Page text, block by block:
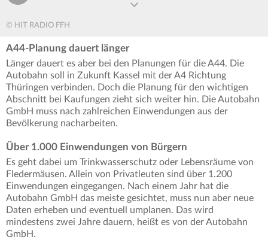
© HIT RADIO FFH
A44-Planung dauert länger
Länger dauert es aber bei den Planungen für die A44. Die
Autobahn soll in Zukunft Kassel mit der A4 Richtung
Thüringen verbinden. Doch die Planung für den wichtigen
Abschnitt bei Kaufungen zieht sich weiter hin. Die Autobahn
GmbH muss nach zahlreichen Einwendungen aus der
Bevölkerung nacharbeiten.
Über 1.000 Einwendungen von Bürgern
Es geht dabei um Trinkwasserschutz oder Lebensräume von
Fledermäusen. Allein von Privatleuten sind über 1.200
Einwendungen eingegangen. Nach einem Jahr hat die
Autobahn GmbH das meiste gesichtet, muss nun aber neue
Daten erheben und eventuell umplanen. Das wird
mindestens zwei Jahre dauern, heißt es von der Autobahn
GmbH.